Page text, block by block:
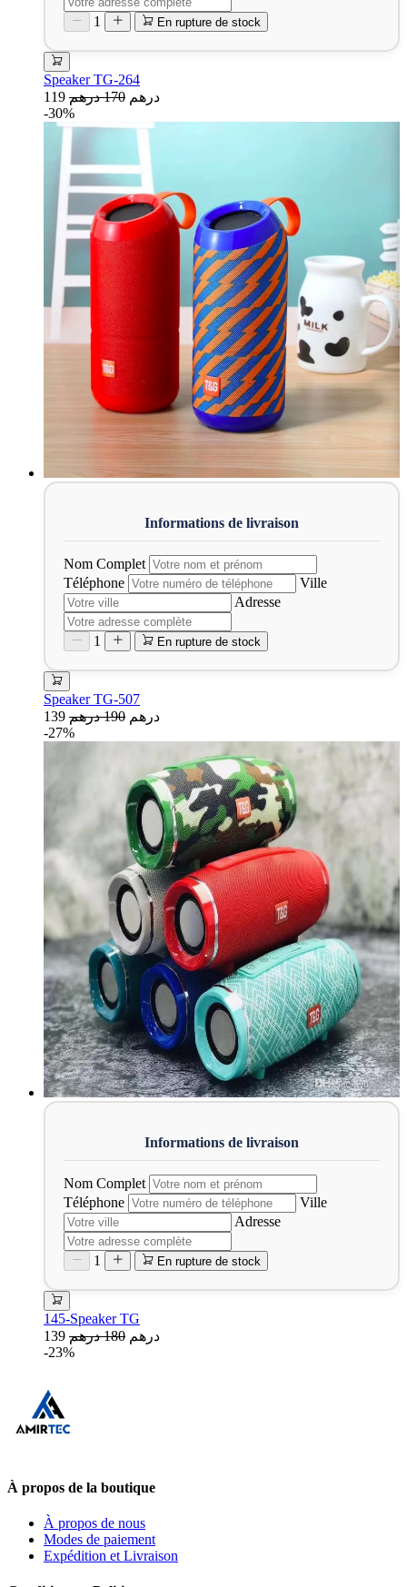
1 En rupture de stock
Speaker TG-264
119 درهم 170 درهم
-30%
Nom Complet
Téléphone
Ville
Adresse
1 En rupture de stock
Speaker TG-507
139 درهم 190 درهم
-27%
Nom Complet
Téléphone
Ville
Adresse
1 En rupture de stock
145-Speaker TG
139 درهم 180 درهم
-23%
À propos de la boutique
À propos de nous
Modes de paiement
Expédition et Livraison